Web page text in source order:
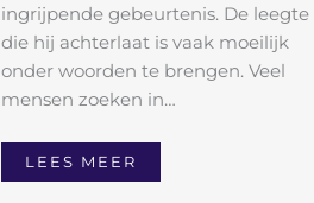
ingrijpende gebeurtenis. De leegte
die hij achterlaat is vaak moeilijk
onder woorden te brengen. Veel
mensen zoeken in…
LEES MEER